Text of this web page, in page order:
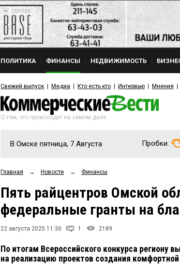
ПОЛИТИКА ФИНАНСЫ НЕДВИЖИМОСТЬ
Свежий выпуск Медиа Кто есть кто Интервью Мнения
О том, что происходит на самом деле
В Омске пятница, 7 Августа Пробки:
Главная → Новости → Финансы
Пять райцентров Омской
федеральные гранты на
22 августа 2025 11:30 1 2189
По итогам Всероссийского конкурса региону
на реализацию проектов создания